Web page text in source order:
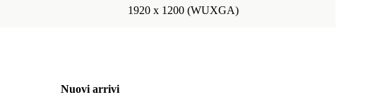
1920 x 1200 (WUXGA)
Nuovi arrivi